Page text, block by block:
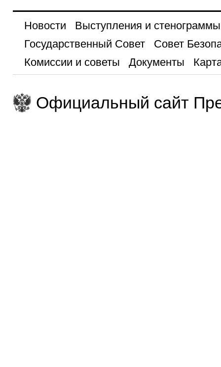
Новости
Выступления и стенограммы
Государственный Совет
Совет
Комиссии и советы
Документы
Официальный сайт